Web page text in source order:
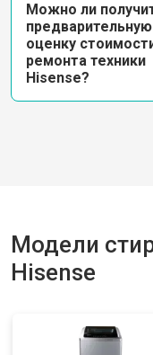
Можно ли
предварительную
оценку
ремонта техники
Hisense?
Модели
Hisense